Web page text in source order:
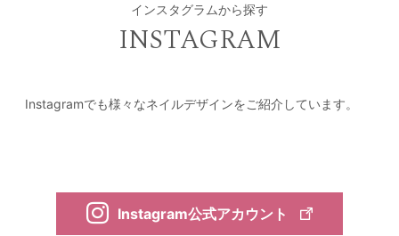
インスタグラムから探す
INSTAGRAM
Instagramでも様々なネイルデザインをご紹介しています。
Instagram公式アカウント